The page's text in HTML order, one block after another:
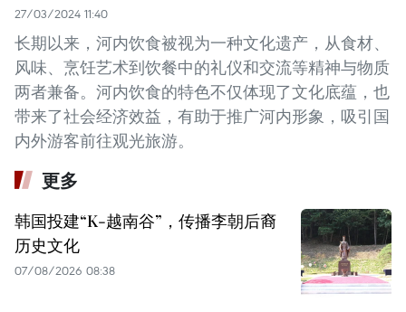
27/03/2024 11:40
长期以来，河内饮食被视为一种文化遗产，从食材、
风味、烹饪艺术到饮餐中的礼仪和交流等精神与物质
两者兼备。河内饮食的特色不仅体现了文化底蕴，也
带来了社会经济效益，有助于推广河内形象，吸引国
内外游客前往观光旅游。
更多
韩国投建“K-越南谷”，传播李朝后裔
历史文化
07/08/2026 08:38